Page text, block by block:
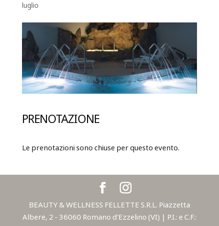
luglio
PRENOTAZIONE
Le prenotazioni sono chiuse per questo evento.
BEAUTY & WELLNESS FELLETTE S.R.L. Piazzetta
Albere, 2 - 36060 Romano d'Ezzelino (VI) | P.I.: e C.F.: